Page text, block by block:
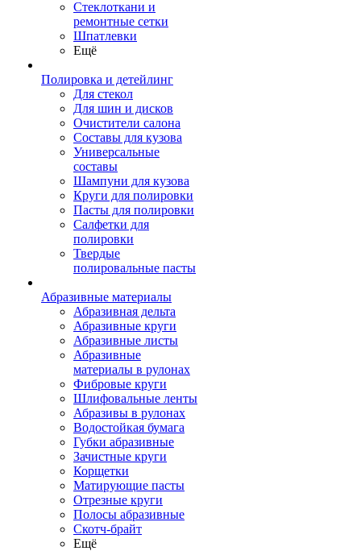
Стеклоткани и
ремонтные сетки
Шпатлевки
Ещё
Полировка и детейлинг
Для стекол
Для шин и дисков
Очистители салона
Составы для кузова
Универсальные
составы
Шампуни для кузова
Круги для полировки
Пасты для полировки
Салфетки для
полировки
Твердые
полировальные пасты
Абразивные материалы
Абразивная дельта
Абразивные круги
Абразивные листы
Абразивные
материалы в рулонах
Фибровые круги
Шлифовальные ленты
Абразивы в рулонах
Водостойкая бумага
Губки абразивные
Зачистные круги
Корщетки
Матирующие пасты
Отрезные круги
Полосы абразивные
Скотч-брайт
Ещё